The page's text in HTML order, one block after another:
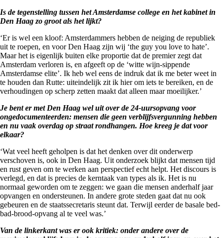
Is de tegenstelling tussen het Amsterdamse college en het kabinet in
Den Haag zo groot als het lijkt?
‘Er is wel een kloof: Amsterdammers hebben de neiging de republiek
uit te roepen, en voor Den Haag zijn wij ‘the guy you love to hate’.
Maar het is eigenlijk buiten elke proportie dat de premier zegt dat
Amsterdam verloren is, en afgeeft op de ‘witte wijn-sippende
Amsterdamse elite’. Ik heb wel eens de indruk dat ik me beter weet in
te houden dan Rutte: uiteindelijk zit ik hier om iets te bereiken, en de
verhoudingen op scherp zetten maakt dat alleen maar moeilijker.’
Je bent er met Den Haag wel uit over de 24-uursopvang voor
ongedocumenteerden: mensen die geen verblijfsvergunning hebben
en nu vaak overdag op straat rondhangen. Hoe kreeg je dat voor
elkaar?
‘Wat veel heeft geholpen is dat het denken over dit onderwerp
verschoven is, ook in Den Haag. Uit onderzoek blijkt dat mensen tijd
en rust geven om te werken aan perspectief echt helpt. Het discours is
verlegd, en dat is precies de kerntaak van types als ik. Het is nu
normaal geworden om te zeggen: we gaan die mensen anderhalf jaar
opvangen en ondersteunen. In andere grote steden gaat dat nu ook
gebeuren en de staatssecretaris steunt dat. Terwijl eerder de basale bed-
bad-brood-opvang al te veel was.’
Van de linkerkant was er ook kritiek: onder andere over de